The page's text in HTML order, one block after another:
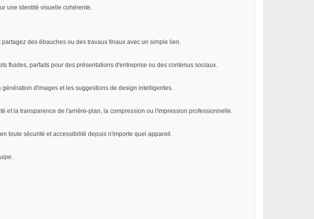
une identité visuelle cohérente.
des ébauches ou des travaux finaux avec un simple lien.
fluides, parfaits pour des présentations d'entreprise ou des contenus sociaux.
d'images et les suggestions de design intelligentes.
et la transparence de l'arrière-plan, la compression ou l'impression professionnelle.
toute sécurité et accessibilité depuis n'importe quel appareil.